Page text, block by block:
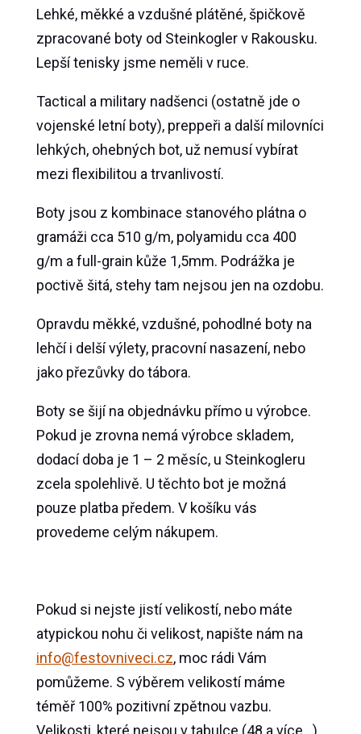
Lehké, měkké a vzdušné plátěné, špičkově
zpracované boty od Steinkogler v Rakousku.
Lepší tenisky jsme neměli v ruce.
Tactical a military nadšenci (ostatně jde o
vojenské letní boty), preppeři a další milovníci
lehkých, ohebných bot, už nemusí vybírat
mezi flexibilitou a trvanlivostí.
Boty jsou z kombinace stanového plátna o
gramáži cca 510 g/m, polyamidu cca 400
g/m a full-grain kůže 1,5mm. Podrážka je
poctivě šitá, stehy tam nejsou jen na ozdobu.
Opravdu měkké, vzdušné, pohodlné boty na
lehčí i delší výlety, pracovní nasazení, nebo
jako přezůvky do tábora.
Boty se šijí na objednávku přímo u výrobce.
Pokud je zrovna nemá výrobce skladem,
dodací doba je 1 – 2 měsíc, u Steinkogleru
zcela spolehlivě. U těchto bot je možná
pouze platba předem. V košíku vás
provedeme celým nákupem.
Pokud si nejste jistí velikostí, nebo máte
atypickou nohu či velikost, napište nám na
info@festovniveci.cz, moc rádi Vám
pomůžeme. S výběrem velikostí máme
téměř 100% pozitivní zpětnou vazbu.
Velikosti, které nejsou v tabulce (48 a více…),